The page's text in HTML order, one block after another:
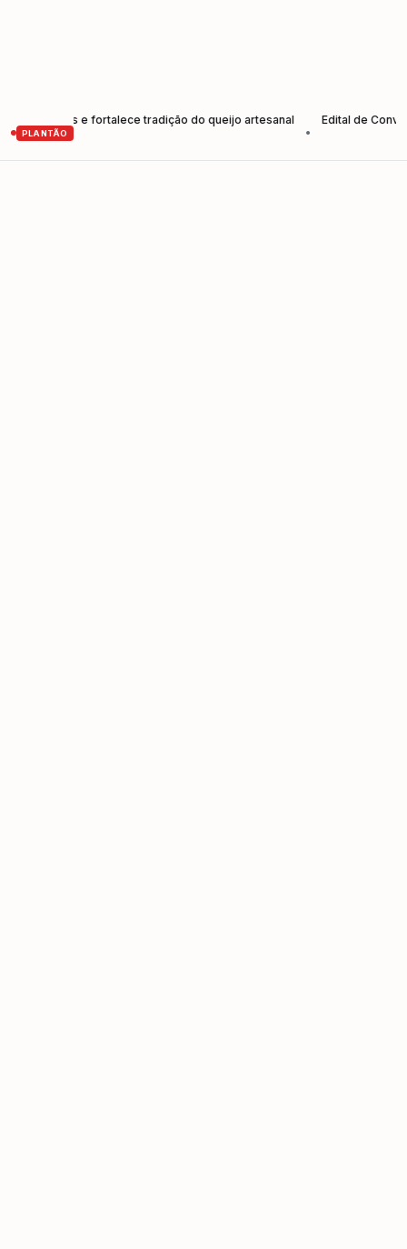
PLANTÃO
e fortalece tradição do queijo artesanal
Edital de